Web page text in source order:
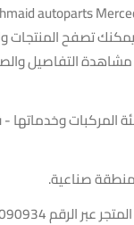
تصفح المنتجات
التفاصيل
المركبات وخدماتها -
منطقة صناعية.
عبر الرقم